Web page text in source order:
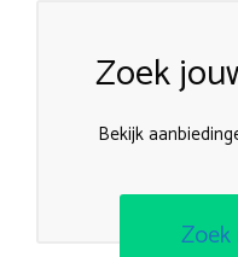
Zoek
Bekijk
Zoek